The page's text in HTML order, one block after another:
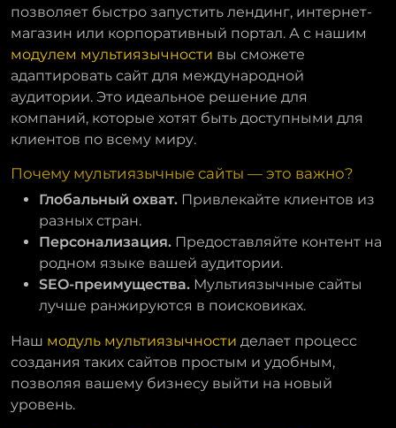
позволяет быстро запустить лендинг, интернет-
магазин или корпоративный портал. А с нашим
модулем мультиязычности вы сможете
адаптировать сайт для международной
аудитории. Это идеальное решение для
компаний, которые хотят быть доступными для
клиентов по всему миру.
Почему мультиязычные сайты — это важно?
Глобальный охват. Привлекайте клиентов из
разных стран.
Персонализация. Предоставляйте контент на
родном языке вашей аудитории.
SEO-преимущества. Мультиязычные сайты
лучше ранжируются в поисковиках.
Наш модуль мультиязычности делает процесс
создания таких сайтов простым и удобным,
позволяя вашему бизнесу выйти на новый
уровень.